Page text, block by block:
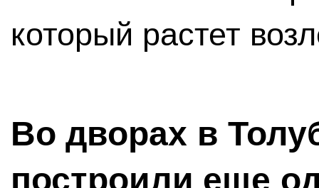
который растет
Во дворах в
построили еще